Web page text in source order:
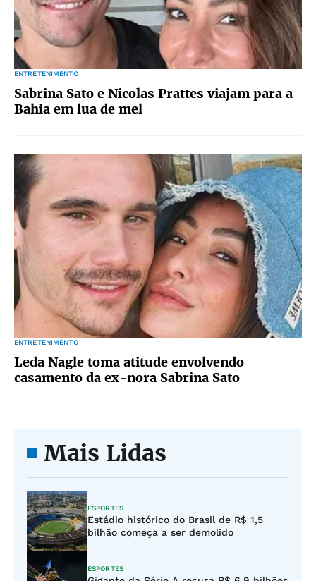
ENTRETENIMENTO
Sabrina Sato e Nicolas Prattes viajam para a
Bahia em lua de mel
ENTRETENIMENTO
Leda Nagle toma atitude envolvendo
casamento da ex-nora Sabrina Sato
Mais Lidas
ESPORTES
Estádio histórico do Brasil de R$ 1,5
bilhão começa a ser demolido
ESPORTES